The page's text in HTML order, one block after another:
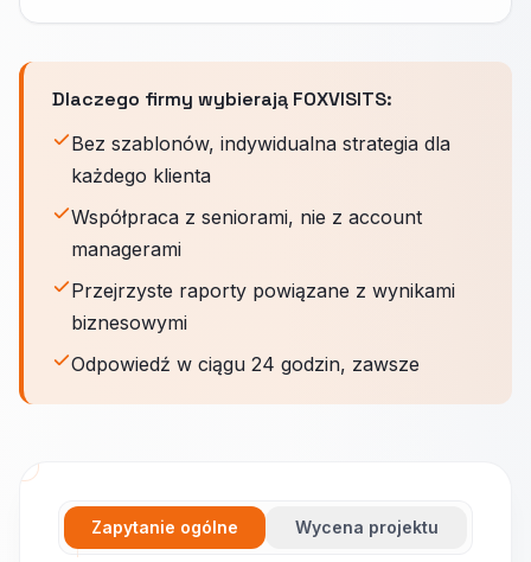
Dlaczego firmy wybierają FOXVISITS:
Bez szablonów, indywidualna strategia dla
każdego klienta
Współpraca z seniorami, nie z account
managerami
Przejrzyste raporty powiązane z wynikami
biznesowymi
Odpowiedź w ciągu 24 godzin, zawsze
Zapytanie ogólne Wycena projektu